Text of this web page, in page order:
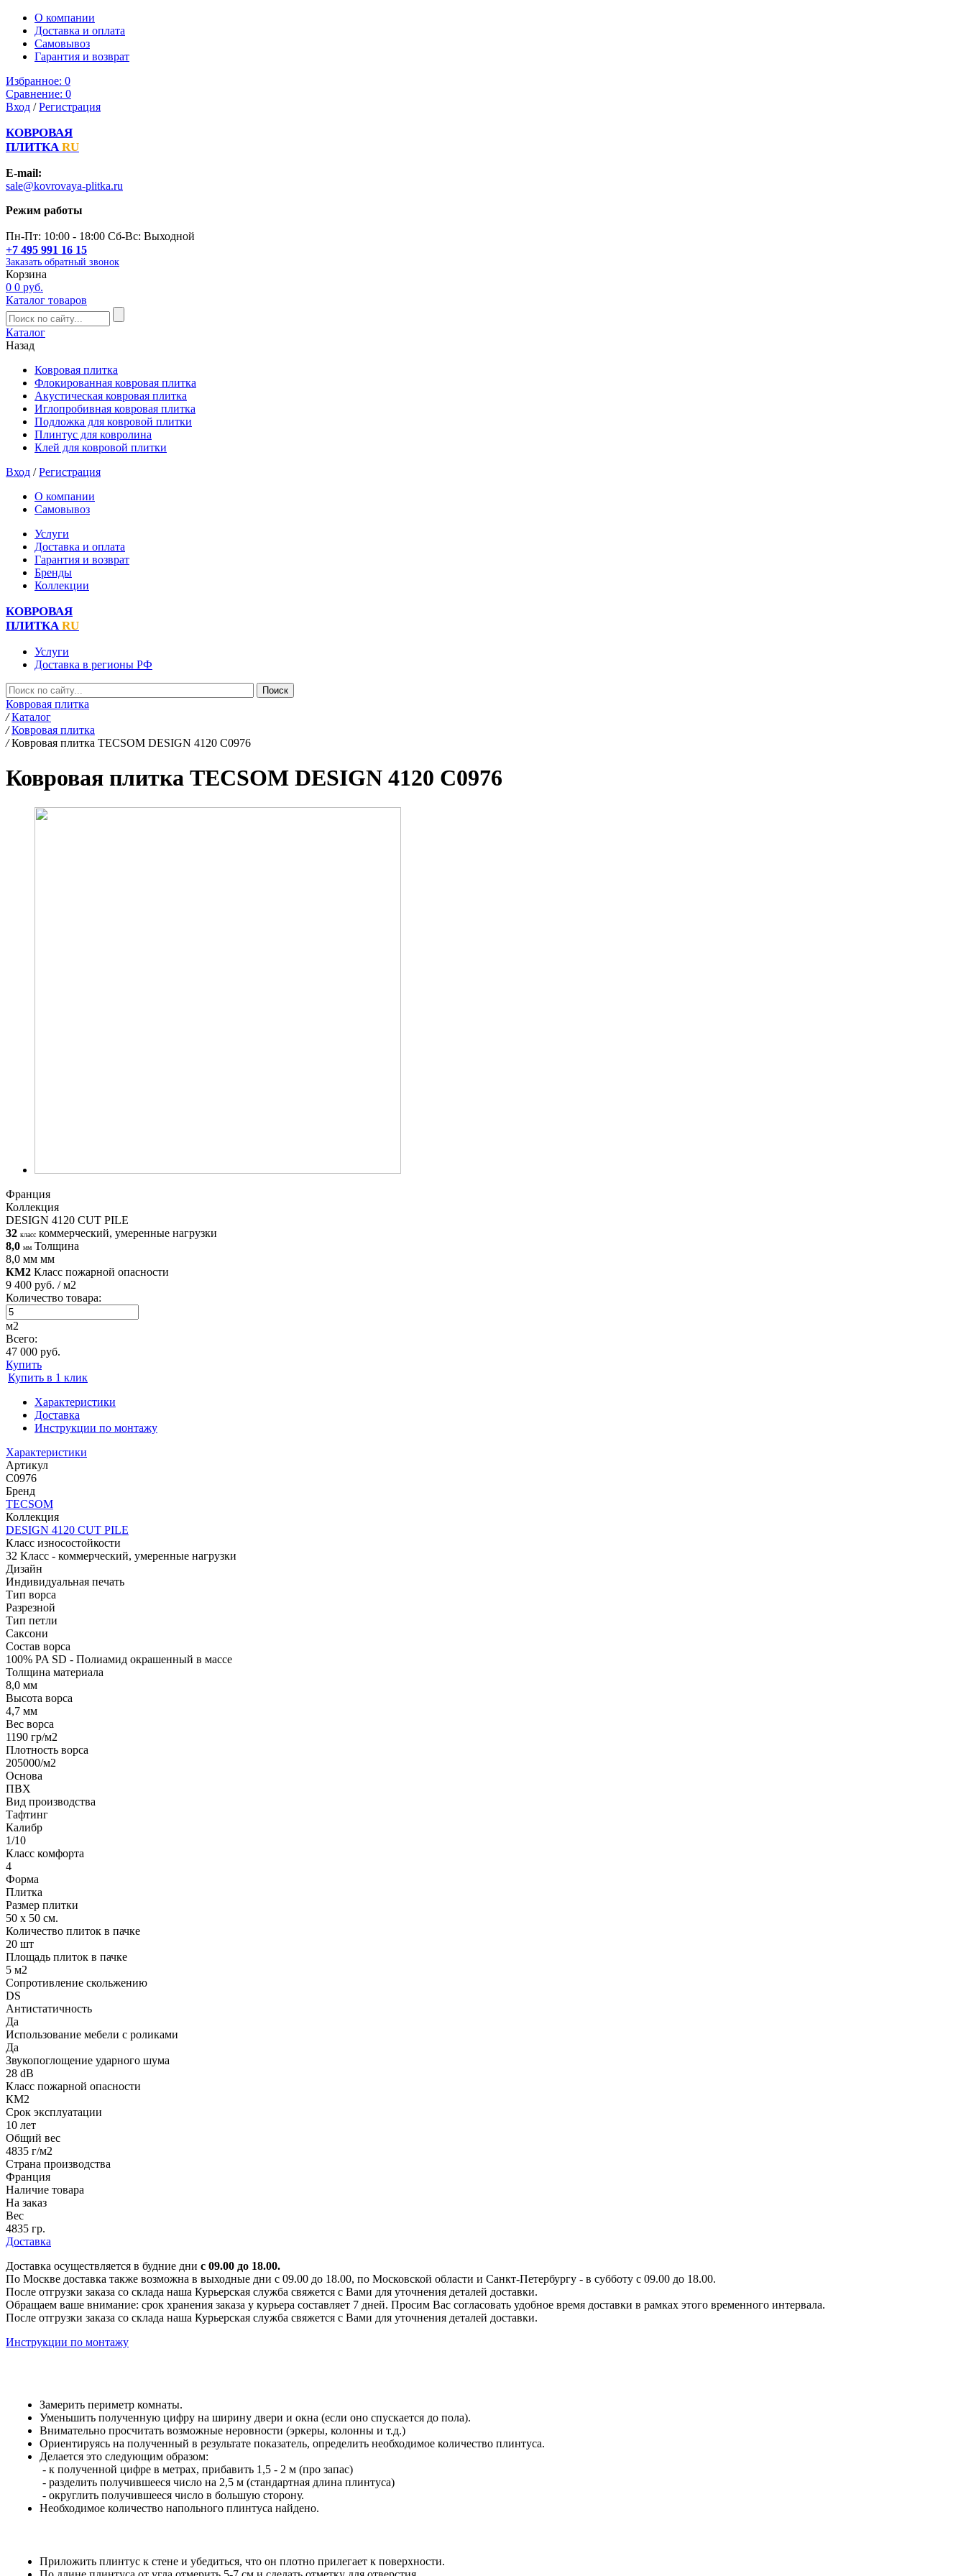
О компании
Доставка и оплата
Самовывоз
Гарантия и возврат
Избранное: 0
Сравнение: 0
Вход /Регистрация
КОВРОВАЯ
ПЛИТКА RU
E-mail:
sale@kovrovaya-plitka.ru
Режим работы
Пн-Пт: 10:00 - 18:00 Сб-Вс: Выходной
+7 495 991 16 15
Заказать обратный звонок
Корзина
0 0 руб.
Каталог товаров
Каталог
Назад
Ковровая плитка
Флокированная ковровая плитка
Акустическая ковровая плитка
Иглопробивная ковровая плитка
Подложка для ковровой плитки
Плинтус для ковролина
Клей для ковровой плитки
Вход /Регистрация
О компании
Самовывоз
Услуги
Доставка и оплата
Гарантия и возврат
Бренды
Коллекции
КОВРОВАЯ
ПЛИТКА RU
Услуги
Доставка в регионы РФ
Ковровая плитка
/ Каталог
/ Ковровая плитка
/ Ковровая плитка TECSOM DESIGN 4120 C0976
Ковровая плитка TECSOM DESIGN 4120 C0976
Франция
Коллекция
DESIGN 4120 CUT PILE
32 класс коммерческий, умеренные нагрузки
8,0 мм Толщина
8,0 мм мм
КМ2 Класс пожарной опасности
9 400 руб. / м2
Количество товара:
м2
Всего:
47 000 руб.
Купить
Купить в 1 клик
Характеристики
Доставка
Инструкции по монтажу
Характеристики
Артикул
C0976
Бренд
TECSOM
Коллекция
DESIGN 4120 CUT PILE
Класс износостойкости
32 Класс - коммерческий, умеренные нагрузки
Дизайн
Индивидуальная печать
Тип ворса
Разрезной
Тип петли
Саксони
Состав ворса
100% PA SD - Полиамид окрашенный в массе
Толщина материала
8,0 мм
Высота ворса
4,7 мм
Вес ворса
1190 гр/м2
Плотность ворса
205000/м2
Основа
ПВХ
Вид производства
Тафтинг
Калибр
1/10
Класс комфорта
4
Форма
Плитка
Размер плитки
50 х 50 см.
Количество плиток в пачке
20 шт
Площадь плиток в пачке
5 м2
Сопротивление скольжению
DS
Антистатичность
Да
Использование мебели с роликами
Да
Звукопоглощение ударного шума
28 dB
Класс пожарной опасности
КМ2
Срок эксплуатации
10 лет
Общий вес
4835 г/м2
Страна производства
Франция
Наличие товара
На заказ
Вес
4835 гр.
Доставка
Доставка осуществляется в будние дни с 09.00 до 18.00.
По Москве доставка также возможна в выходные дни с 09.00 до 18.00, по Московской области и Санкт-Петербургу - в субботу с 09.00 до 18.00.
После отгрузки заказа со склада наша Курьерская служба свяжется с Вами для уточнения деталей доставки.
Обращаем ваше внимание: срок хранения заказа у курьера составляет 7 дней. Просим Вас согласовать удобное время доставки в рамках этого временного интервала.
После отгрузки заказа со склада наша Курьерская служба свяжется с Вами для уточнения деталей доставки.
Инструкции по монтажу
Замерить периметр комнаты.
Уменьшить полученную цифру на ширину двери и окна (если оно спускается до пола).
Внимательно просчитать возможные неровности (эркеры, колонны и т.д.)
Ориентируясь на полученный в результате показатель, определить необходимое количество плинтуса.
Делается это следующим образом:
- к полученной цифре в метрах, прибавить 1,5 - 2 м (про запас)
- разделить получившееся число на 2,5 м (стандартная длина плинтуса)
- округлить получившееся число в большую сторону.
Необходимое количество напольного плинтуса найдено.
Приложить плинтус к стене и убедиться, что он плотно прилегает к поверхности.